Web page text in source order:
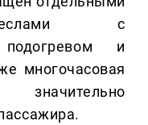
с
подогревом и
многочасовая
значительно